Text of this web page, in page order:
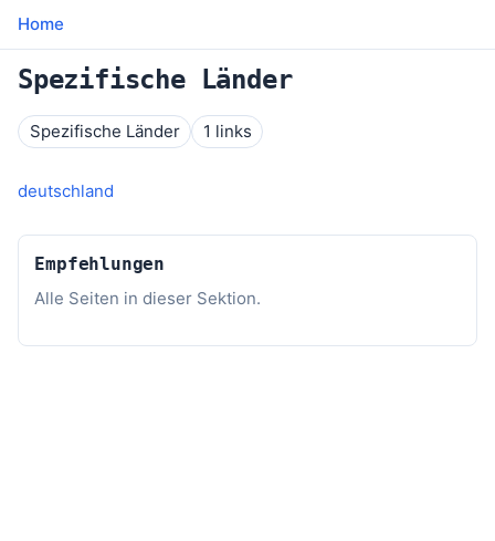
Home
Spezifische Länder
Spezifische Länder 1 links
deutschland
Empfehlungen
Alle Seiten in dieser Sektion.